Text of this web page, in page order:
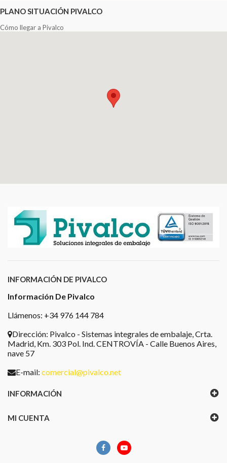
PLANO SITUACIÓN PIVALCO
Cómo llegar a Pivalco
INFORMACIÓN DE PIVALCO
Información De Pivalco
Llámenos: +34 976 144 784
Dirección: Pivalco - Sistemas integrales de embalaje, Crta.
Madrid, Km. 303 Pol. Ind. CENTROVÍA - Calle Buenos Aires,
nave 57
E-mail: comercial@pivalco.net
INFORMACIÓN
MI CUENTA